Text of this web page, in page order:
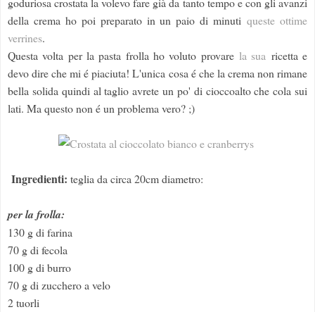
della crema ho poi preparato in un paio di minutiqueste ottime
verrines.
Questa volta per la pasta frolla ho voluto provare la sua ricetta e
devo dire che mi é piaciuta! L'unica cosa é che la crema non rimane
bella solida quindi al taglio avrete un po' di cioccoalto che cola sui
lati. Ma questo non é un problema vero? ;)
Ingredienti: teglia da circa 20cm diametro:
per la frolla:
130 g di farina
70 g di fecola
100 g di burro
70 g di zucchero a velo
2 tuorli